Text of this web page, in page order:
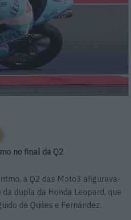
no final da Q2
a Q2 das Moto3 afigurava-
dupla da Honda Leopard, que
de Quiles e Fernández.